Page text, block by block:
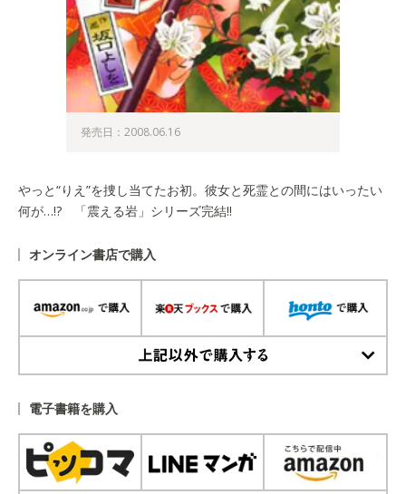
発売日：2008.06.16
やっと“りえ”を捜し当てたお初。彼女と死霊との間にはいったい
何が…!? 「震える岩」シリーズ完結!!
オンライン書店で購入
電子書籍を購入